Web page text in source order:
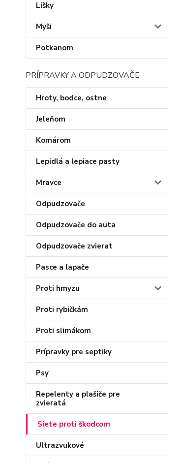
Líšky
Myši
Potkanom
PRÍPRAVKY A ODPUDZOVAČE
Hroty, bodce, ostne
Jeleňom
Komárom
Lepidlá a lepiace pasty
Mravce
Odpudzovače
Odpudzovače do auta
Odpudzovače zvierat
Pasce a lapače
Proti hmyzu
Proti rybičkám
Proti slimákom
Prípravky pre septiky
Psy
Repelenty a plašiče pre
zvieratá
Siete proti škodcom
Ultrazvukové